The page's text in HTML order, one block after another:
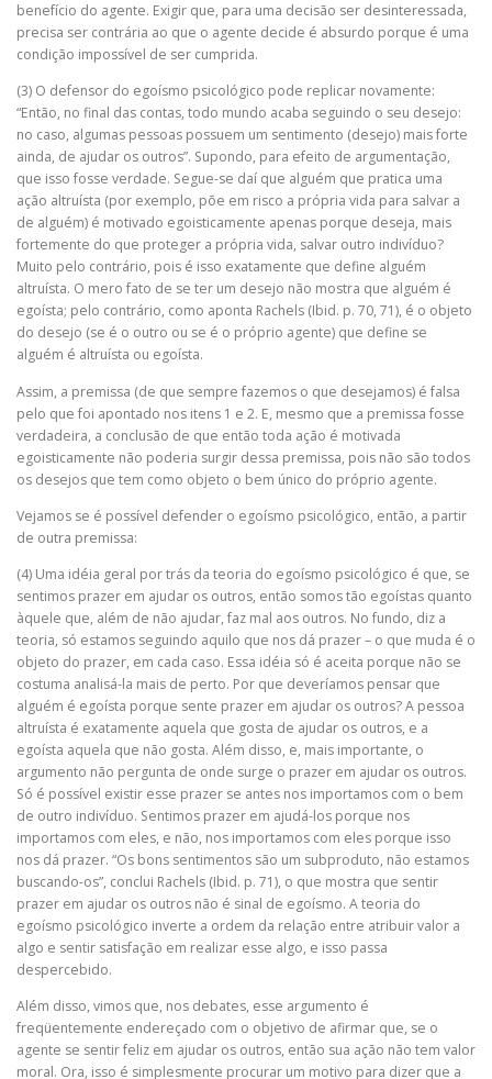
benefício do agente. Exigir que, para uma decisão ser desinteressada,
precisa ser contrária ao que o agente decide é absurdo porque é uma
condição impossível de ser cumprida.
(3) O defensor do egoísmo psicológico pode replicar novamente:
“Então, no final das contas, todo mundo acaba seguindo o seu desejo:
no caso, algumas pessoas possuem um sentimento (desejo) mais forte
ainda, de ajudar os outros”. Supondo, para efeito de argumentação,
que isso fosse verdade. Segue-se daí que alguém que pratica uma
ação altruísta (por exemplo, põe em risco a própria vida para salvar a
de alguém) é motivado egoisticamente apenas porque deseja, mais
fortemente do que proteger a própria vida, salvar outro indivíduo?
Muito pelo contrário, pois é isso exatamente que define alguém
altruísta. O mero fato de se ter um desejo não mostra que alguém é
egoísta; pelo contrário, como aponta Rachels (Ibid. p. 70, 71), é o objeto
do desejo (se é o outro ou se é o próprio agente) que define se
alguém é altruísta ou egoísta.
Assim, a premissa (de que sempre fazemos o que desejamos) é falsa
pelo que foi apontado nos itens 1 e 2. E, mesmo que a premissa fosse
verdadeira, a conclusão de que então toda ação é motivada
egoisticamente não poderia surgir dessa premissa, pois não são todos
os desejos que tem como objeto o bem único do próprio agente.
Vejamos se é possível defender o egoísmo psicológico, então, a partir
de outra premissa:
(4) Uma idéia geral por trás da teoria do egoísmo psicológico é que, se
sentimos prazer em ajudar os outros, então somos tão egoístas quanto
àquele que, além de não ajudar, faz mal aos outros. No fundo, diz a
teoria, só estamos seguindo aquilo que nos dá prazer – o que muda é o
objeto do prazer, em cada caso. Essa idéia só é aceita porque não se
costuma analisá-la mais de perto. Por que deveríamos pensar que
alguém é egoísta porque sente prazer em ajudar os outros? A pessoa
altruísta é exatamente aquela que gosta de ajudar os outros, e a
egoísta aquela que não gosta. Além disso, e, mais importante, o
argumento não pergunta de onde surge o prazer em ajudar os outros.
Só é possível existir esse prazer se antes nos importamos com o bem
de outro indivíduo. Sentimos prazer em ajudá-los porque nos
importamos com eles, e não, nos importamos com eles porque isso
nos dá prazer. “Os bons sentimentos são um subproduto, não estamos
buscando-os”, conclui Rachels (Ibid. p. 71), o que mostra que sentir
prazer em ajudar os outros não é sinal de egoísmo. A teoria do
egoísmo psicológico inverte a ordem da relação entre atribuir valor a
algo e sentir satisfação em realizar esse algo, e isso passa
despercebido.
Além disso, vimos que, nos debates, esse argumento é
freqüentemente endereçado com o objetivo de afirmar que, se o
agente se sentir feliz em ajudar os outros, então sua ação não tem valor
moral. Ora, isso é simplesmente procurar um motivo para dizer que a